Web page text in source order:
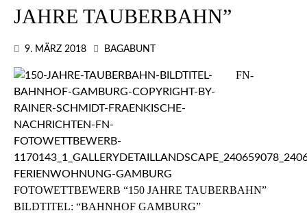
JAHRE TAUBERBAHN”
9. MÄRZ 2018 BAGABUNT
FN-
FOTOWETTBEWERB “150 JAHRE TAUBERBAHN”
BILDTITEL: “BAHNHOF GAMBURG”